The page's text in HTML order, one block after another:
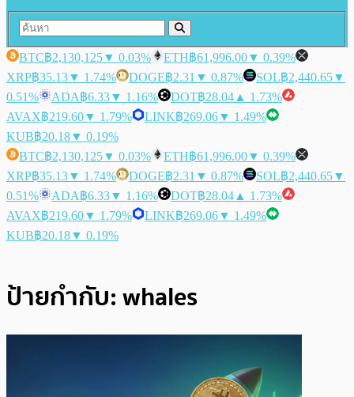
BTC฿2,130,125▼ 0.03% ETH฿61,996.00▼ 0.39%
XRP฿35.13▼ 1.74% DOGE฿2.31 ▼ 0.87% SOL฿2,440.65▼
0.51%
ADA฿6.33▼ 1.16% DOT฿28.04 ▲ 1.73%
AVAX฿219.60▼ 1.79% LINK฿269.06▼ 1.49%
KUB฿20.18▼ 0.19%
BTC฿2,130,125▼ 0.03% ETH฿61,996.00▼ 0.39%
XRP฿35.13▼ 1.74% DOGE฿2.31 ▼ 0.87% SOL฿2,440.65▼
0.51%
ADA฿6.33▼ 1.16% DOT฿28.04 ▲ 1.73%
AVAX฿219.60▼ 1.79% LINK฿269.06▼ 1.49%
KUB฿20.18▼ 0.19%
ป้ายกำกับ:whales